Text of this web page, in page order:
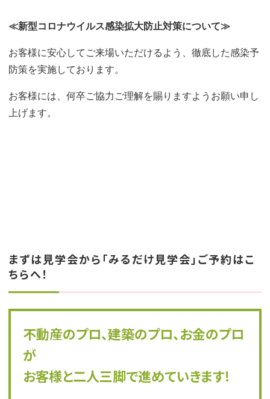
≪新型コロナウイルス感染拡大防止対策について≫
お客様に安心してご来場いただけるよう、徹底した感染予
防策を実施しております。
お客様には、何卒ご協力ご理解を賜りますようお願い申し
上げます。
まずは見学会から「みるだけ見学会」ご予約はこ
ちらへ！
不動産のプロ、建築のプロ、お金のプロ
が
お客様と二人三脚で進めていきます!